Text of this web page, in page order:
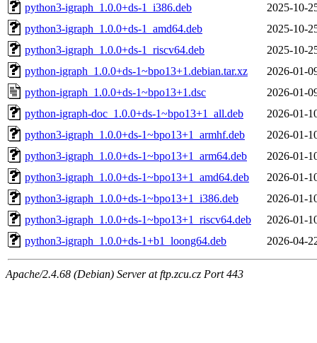
python3-igraph_1.0.0+ds-1_i386.deb
2025-10-
python3-igraph_1.0.0+ds-1_amd64.deb
2025-10-
python3-igraph_1.0.0+ds-1_riscv64.deb
2025-10-
python-igraph_1.0.0+ds-1~bpo13+1.debian.tar.xz
2026-01-
python-igraph_1.0.0+ds-1~bpo13+1.dsc
2026-01-
python-igraph-doc_1.0.0+ds-1~bpo13+1_all.deb
2026-01-
python3-igraph_1.0.0+ds-1~bpo13+1_armhf.deb
2026-01-
python3-igraph_1.0.0+ds-1~bpo13+1_arm64.deb
2026-01-
python3-igraph_1.0.0+ds-1~bpo13+1_amd64.deb
2026-01-
python3-igraph_1.0.0+ds-1~bpo13+1_i386.deb
2026-01-
python3-igraph_1.0.0+ds-1~bpo13+1_riscv64.deb
2026-01-
python3-igraph_1.0.0+ds-1+b1_loong64.deb
2026-04-
Apache/2.4.68 (Debian) Server at ftp.zcu.cz Port 443